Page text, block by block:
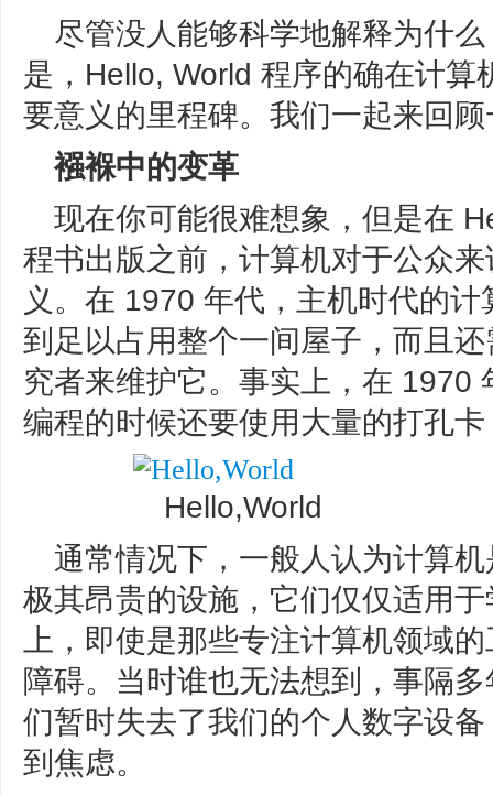
尽管没人能够科学地解释为什
是，Hello, World 程序的确在计
要意义的里程碑。我们一起来回
襁褓中的变革
现在你可能很难想象，但是在
程书出版之前，计算机对于公众
义。在 1970 年代，主机时代的
到足以占用整个一间屋子，而且
究者来维护它。事实上，在 1970
编程的时候还要使用大量的打孔卡
Hello,World
通常情况下，一般人认为计算
极其昂贵的设施，它们仅仅适用
上，即使是那些专注计算机领域
障碍。当时谁也无法想到，事隔
们暂时失去了我们的个人数字设
到焦虑。